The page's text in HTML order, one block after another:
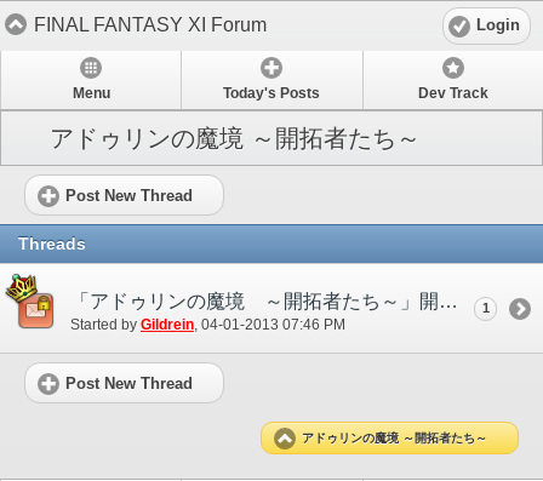
FINAL FANTASY XI Forum Login
Menu Today's Posts Dev Track
アドゥリンの魔境 ～開拓者たち～
Post New Thread
Threads
「アドゥリンの魔境 ～開拓者たち～」開催！
Started by Gildrein‎, 04-01-2013 07:46 PM
1
Post New Thread
アドゥリンの魔境 ～開拓者たち～